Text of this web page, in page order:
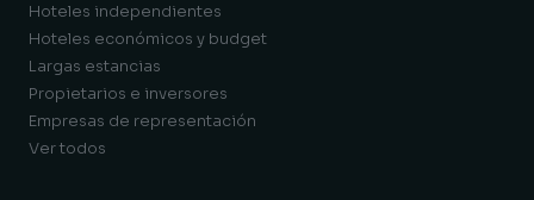
Hoteles independientes
Hoteles económicos y budget
Largas estancias
Propietarios e inversores
Empresas de representación
Ver todos